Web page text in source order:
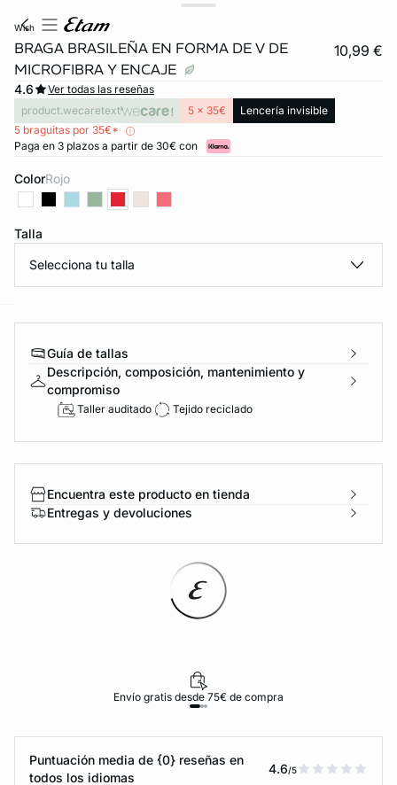
wish
BRAGA BRASILEÑA EN FORMA DE V DE
MICROFIBRA Y ENCAJE
10,99 €
4.6
Ver todas las reseñas
product.wecaretext
5 x 35€
Lencería invisible
5 braguitas por 35€*
Paga en 3 plazos a partir de 30€ con
Color rojo
Talla
Selecciona tu talla
Guía de tallas
Descripción, composición, mantenimiento y
compromiso
Taller auditado Tejido reciclado
Encuentra este producto en tienda
Entregas y devoluciones
Envío gratis desde 75€ de compra
Puntuación media de {0} reseñas en
todos los idiomas
4.6/5